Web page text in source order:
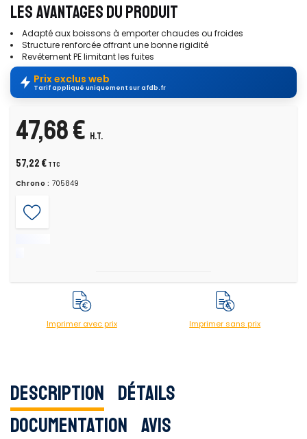
LES AVANTAGES DU PRODUIT
Adapté aux boissons à emporter chaudes ou froides
Structure renforcée offrant une bonne rigidité
Revêtement PE limitant les fuites
Prix exclus web
Tarif appliqué uniquement sur afdb.fr
47,68 € H.T.
57,22 € TTC
Chrono : 705849
Imprimer avec prix Imprimer sans prix
Description Détails
Documentation Avis